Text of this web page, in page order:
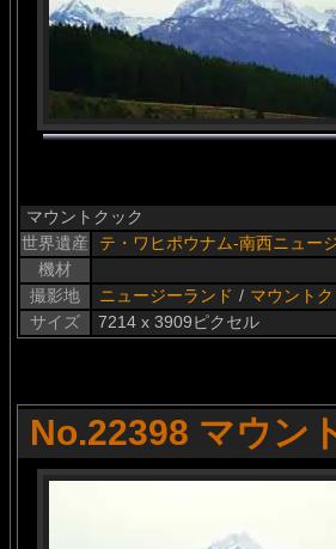
マウントクック
世界遺産
テ・ワヒポウナム-南西ニュー
機材
撮影地
ニュージーランド / マウントク
サイズ
7214 x 3909ピクセル
No.22398 マウン